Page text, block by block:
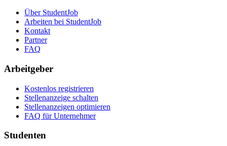
Über StudentJob
Arbeiten bei StudentJob
Kontakt
Partner
FAQ
Arbeitgeber
Kostenlos registrieren
Stellenanzeige schalten
Stellenanzeigen optimieren
FAQ für Unternehmer
Studenten